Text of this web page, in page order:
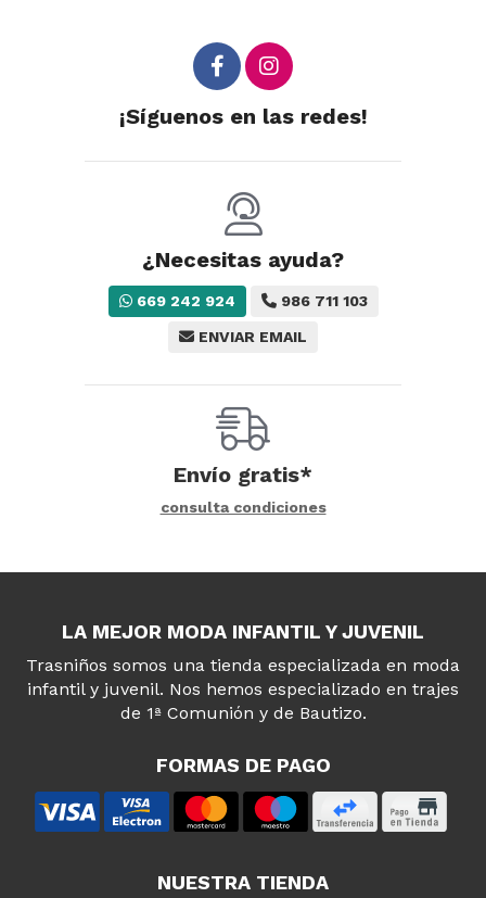
¡Síguenos en las redes!
¿Necesitas ayuda?
669 242 924 986 711 103
ENVIAR EMAIL
Envío gratis*
consulta condiciones
LA MEJOR MODA INFANTIL Y JUVENIL
Trasniños somos una tienda especializada en moda
infantil y juvenil. Nos hemos especializado en trajes
de 1ª Comunión y de Bautizo.
FORMAS DE PAGO
NUESTRA TIENDA